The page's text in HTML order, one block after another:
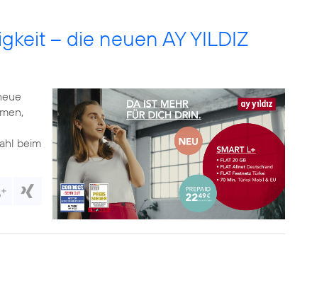
– die neuen AY YILDIZ
beim